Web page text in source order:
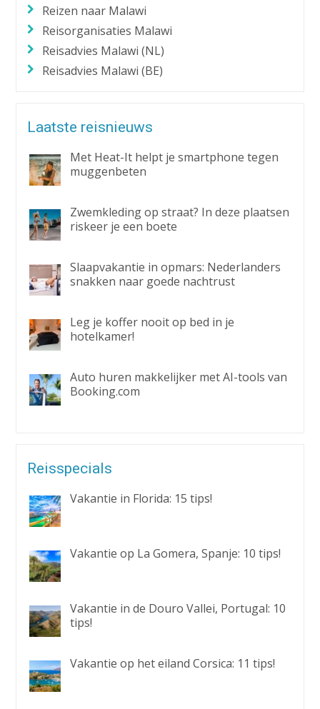
Reizen naar Malawi
Reisorganisaties Malawi
Reisadvies Malawi (NL)
Reisadvies Malawi (BE)
Laatste reisnieuws
Met Heat-It helpt je smartphone tegen
muggenbeten
Zwemkleding op straat? In deze plaatsen
riskeer je een boete
Slaapvakantie in opmars: Nederlanders
snakken naar goede nachtrust
Leg je koffer nooit op bed in je
hotelkamer!
Auto huren makkelijker met AI-tools van
Booking.com
Reisspecials
Vakantie in Florida: 15 tips!
Vakantie op La Gomera, Spanje: 10 tips!
Vakantie in de Douro Vallei, Portugal: 10
tips!
Vakantie op het eiland Corsica: 11 tips!